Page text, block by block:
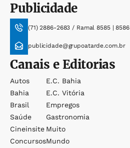
Publicidade
(71) 2886-2683 / Ramal 8585 | 8586
publicidade@grupoatarde.com.br
Canais e Editorias
Autos
Bahia
Brasil
Saúde
Cineinsite
Concursos
E.c. Bahia
E.c. Vitória
Empregos
Gastronomia
Muito
Mundo